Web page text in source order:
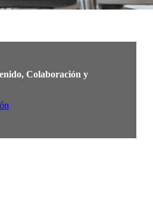
Colaboración y